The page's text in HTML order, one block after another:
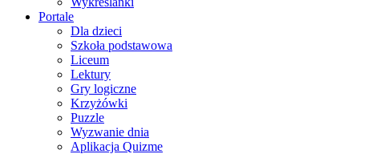
Portale
Dla dzieci
Szkoła podstawowa
Liceum
Lektury
Gry logiczne
Krzyżówki
Puzzle
Wyzwanie dnia
Aplikacja Quizme